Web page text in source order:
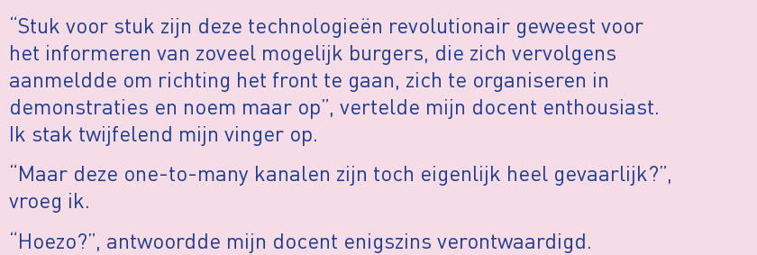
“Stuk voor stuk zijn deze technologieën revolutionair geweest voor
het informeren van zoveel mogelijk burgers, die zich vervolgens
aanmeldde om richting het front te gaan, zich te organiseren in
demonstraties en noem maar op”, vertelde mijn docent enthousiast.
Ik stak twijfelend mijn vinger op.
“Maar deze one-to-many kanalen zijn toch eigenlijk heel gevaarlijk?”,
vroeg ik.
“Hoezo?”, antwoordde mijn docent enigszins verontwaardigd.